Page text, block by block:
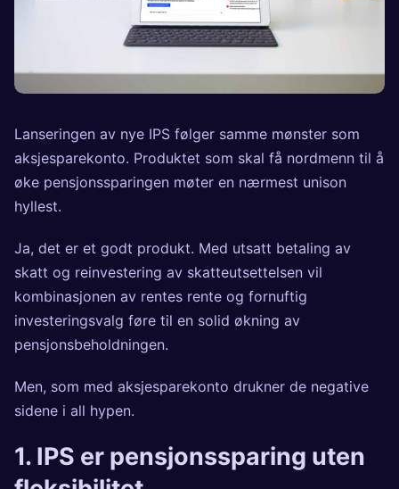
Lanseringen av nye IPS følger samme mønster som
aksjesparekonto. Produktet som skal få nordmenn til å
øke pensjonssparingen møter en nærmest unison
hyllest.
Ja, det er et godt produkt. Med utsatt betaling av
skatt og reinvestering av skatteutsettelsen vil
kombinasjonen av rentes rente og fornuftig
investeringsvalg føre til en solid økning av
pensjonsbeholdningen.
Men, som med aksjesparekonto drukner de negative
sidene i all hypen.
1. IPS er pensjonssparing uten